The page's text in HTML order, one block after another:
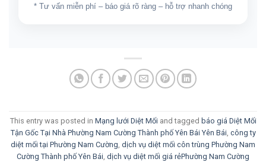
* Tư vấn miễn phí – báo giá rõ ràng – hỗ trợ nhanh chóng
This entry was posted in Mạng lưới Diệt Mối and tagged báo giá Diệt Mối
Tận Gốc Tại Nhà Phường Nam Cường Thành phố Yên Bái Yên Bái, công ty
diệt mối tại Phường Nam Cường, dịch vụ diệt mối côn trùng Phường Nam
Cường Thành phố Yên Bái, dịch vụ diệt mối giá rẻPhường Nam Cường